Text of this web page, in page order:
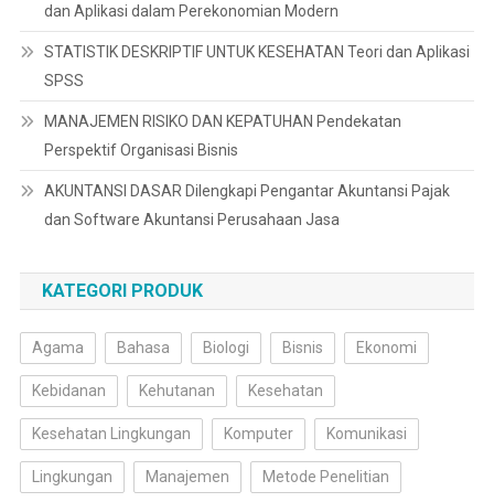
dan Aplikasi dalam Perekonomian Modern
STATISTIK DESKRIPTIF UNTUK KESEHATAN Teori dan Aplikasi
SPSS
MANAJEMEN RISIKO DAN KEPATUHAN Pendekatan
Perspektif Organisasi Bisnis
AKUNTANSI DASAR Dilengkapi Pengantar Akuntansi Pajak
dan Software Akuntansi Perusahaan Jasa
KATEGORI PRODUK
Agama Bahasa Biologi Bisnis Ekonomi
Kebidanan Kehutanan Kesehatan
Kesehatan Lingkungan Komputer Komunikasi
Lingkungan Manajemen Metode Penelitian